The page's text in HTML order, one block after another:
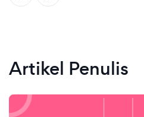
Artikel Penulis